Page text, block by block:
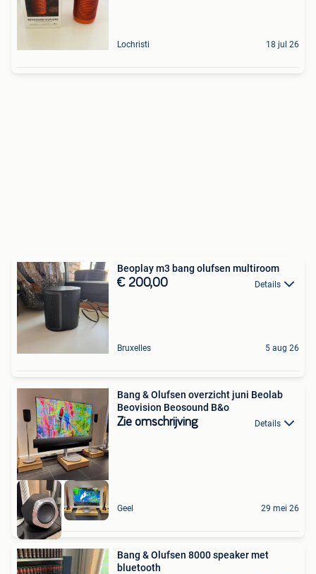
Lochristi 18 jul 26
Beoplay m3 bang olufsen multiroom
€ 200,00 Details
Bruxelles 5 aug 26
Bang & Olufsen overzicht juni Beolab
Beovision Beosound B&o
Zie omschrijving Details
Geel 29 mei 26
Bang & Olufsen 8000 speaker met
bluetooth